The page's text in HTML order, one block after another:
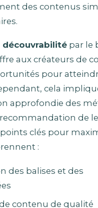
des contenus
découvrabilité par le
aux créateurs de
pour
cela
approfondie des
de
clés pour
:
des balises et des
contenu de qualité